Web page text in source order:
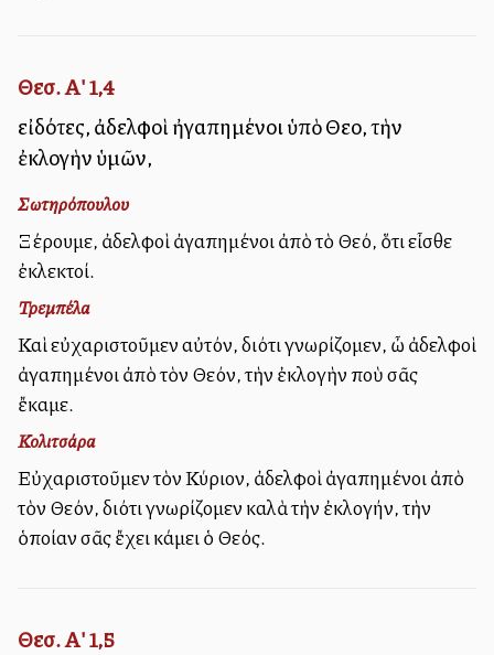
Θεσ. Α' 1,4
εἰδότες, ἀδελφοὶ ἠγαπημένοι ὑπὸ Θεοῦ, τὴν
ἐκλογὴν ὑμῶν,
Σωτηρόπουλου
Ξέρουμε, ἀδελφοὶ ἀγαπημένοι ἀπὸ τὸ Θεό, ὅτι εἶσθε
ἐκλεκτοί.
Τρεμπέλα
Καὶ εὐχαριστοῦμεν αὐτόν, διότι γνωρίζομεν, ὦ ἀδελφοὶ
ἀγαπημένοι ἀπὸ τὸν Θεόν, τὴν ἐκλογὴν ποὺ σᾶς
ἔκαμε.
Κολιτσάρα
Εὐχαριστοῦμεν τὸν Κύριον, ἀδελφοὶ ἀγαπημένοι ἀπὸ
τὸν Θεόν, διότι γνωρίζομεν καλὰ τὴν ἐκλογήν, τὴν
ὁποίαν σᾶς ἔχει κάμει ὁ Θεός.
Θεσ. Α' 1,5